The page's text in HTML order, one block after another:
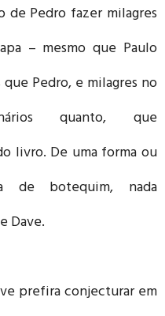
Pedro fazer milagres
– mesmo que Paulo
Pedro, e milagres no
quanto, que
livro. De uma forma ou
botequim, nada
Dave.
prefira conjecturar em